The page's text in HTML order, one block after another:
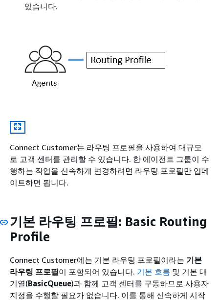
있습니다.
Connect Customer는 라우팅 프로필을 사용하여 대규모
로 고객 센터를 관리할 수 있습니다. 한 에이전트 그룹이 수
행하는 작업을 신속하게 변경하려면 라우팅 프로필만 업데
이트하면 됩니다.
기본 라우팅 프로필: Basic Routing
Profile
Connect Customer에는 기본 라우팅 프로필이라는 기본
라우팅 프로필이 포함되어 있습니다. 기본 흐름 및 기본 대
기열(BasicQueue)과 함께 고객 센터를 구동하므로 사용자
지정을 수행할 필요가 없습니다. 이를 통해 신속하게 시작